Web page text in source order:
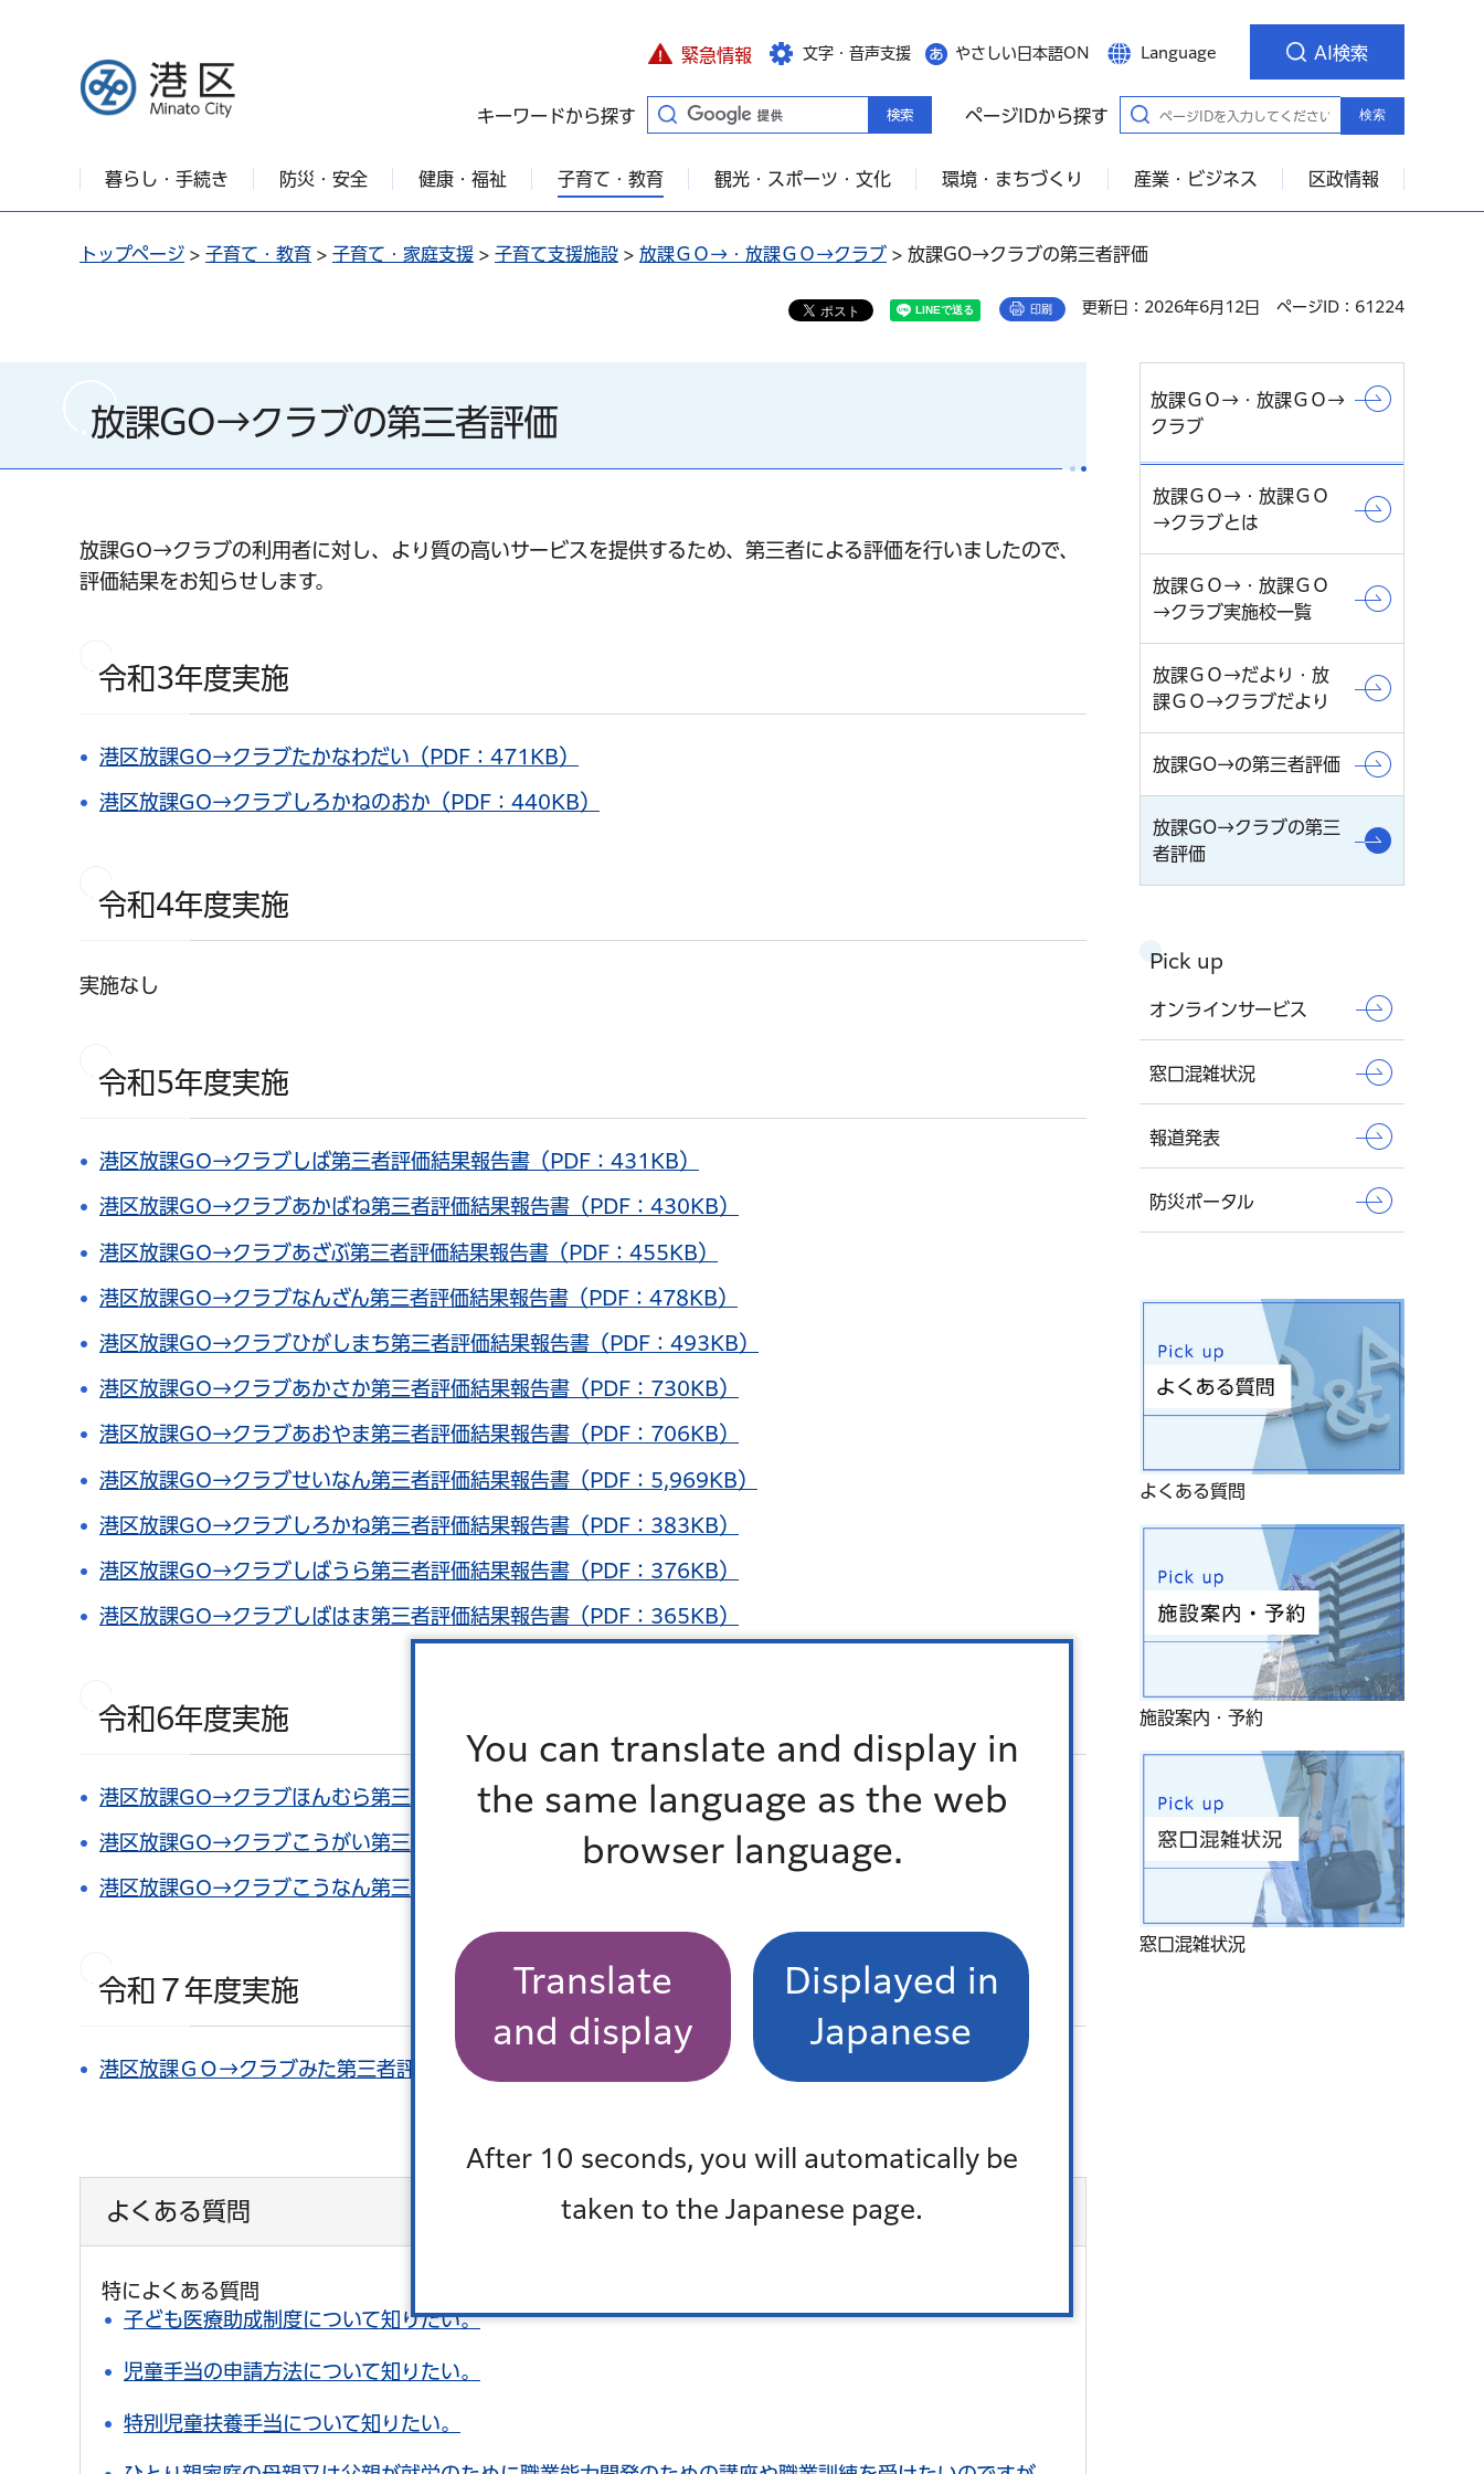
You can translate and display in
the same language as the web
browser language.
Translate
and display
Displayed in
Japanese
After 10 seconds, you will automatically be
taken to the Japanese page.
港区
緊急情報 文字・音声支援 やさしい日本語ON Language AI検索
キーワードから探す ページIDから探す 検索
暮らし・手続き 防災・安全 健康・福祉 子育て・教育 観光・スポーツ・文化 環境・まちづくり 産業・ビジネス 区政情報
トップページ > 子育て・教育 > 子育て・家庭支援 > 子育て支援施設 > 放課ＧＯ→・放課ＧＯ→クラブ > 放課GO→クラブの第三者評価
印刷 更新日：2026年6月12日 ページID：61224
放課GO→クラブの第三者評価
放課GO→クラブの利用者に対し、より質の高いサービスを提供するため、第三者による評価を行いましたので、
評価結果をお知らせします。
令和3年度実施
港区放課GO→クラブたかなわだい（PDF：471KB）
港区放課GO→クラブしろかねのおか（PDF：440KB）
令和4年度実施
実施なし
令和5年度実施
港区放課GO→クラブしば第三者評価結果報告書（PDF：431KB）
港区放課GO→クラブあかばね第三者評価結果報告書（PDF：430KB）
港区放課GO→クラブあざぶ第三者評価結果報告書（PDF：455KB）
港区放課GO→クラブなんざん第三者評価結果報告書（PDF：478KB）
港区放課GO→クラブひがしまち第三者評価結果報告書（PDF：493KB）
港区放課GO→クラブあかさか第三者評価結果報告書（PDF：730KB）
港区放課GO→クラブあおやま第三者評価結果報告書（PDF：706KB）
港区放課GO→クラブせいなん第三者評価結果報告書（PDF：5,969KB）
港区放課GO→クラブしろかね第三者評価結果報告書（PDF：383KB）
港区放課GO→クラブしばうら第三者評価結果報告書（PDF：376KB）
港区放課GO→クラブしばはま第三者評価結果報告書（PDF：365KB）
令和6年度実施
港区放課GO→クラブほんむら第三者評価結果報告書（PDF：418KB）
港区放課GO→クラブこうがい第三者評価結果報告書（PDF：410KB）
港区放課GO→クラブこうなん第三者評価結果報告書（PDF：548KB）
令和７年度実施
港区放課ＧＯ→クラブみた第三者評価結果報告書（PDF：5,864KB）
よくある質問
特によくある質問
子ども医療助成制度について知りたい。
児童手当の申請方法について知りたい。
特別児童扶養手当について知りたい。
放課ＧＯ→・放課ＧＯ→
クラブ
放課ＧＯ→・放課ＧＯ
→クラブとは
放課ＧＯ→・放課ＧＯ
→クラブ実施校一覧
放課ＧＯ→だより・放
課ＧＯ→クラブだより
放課GO→の第三者評価
放課GO→クラブの第三
者評価
Pick up
オンラインサービス
窓口混雑状況
報道発表
防災ポータル
よくある質問
施設案内・予約
窓口混雑状況